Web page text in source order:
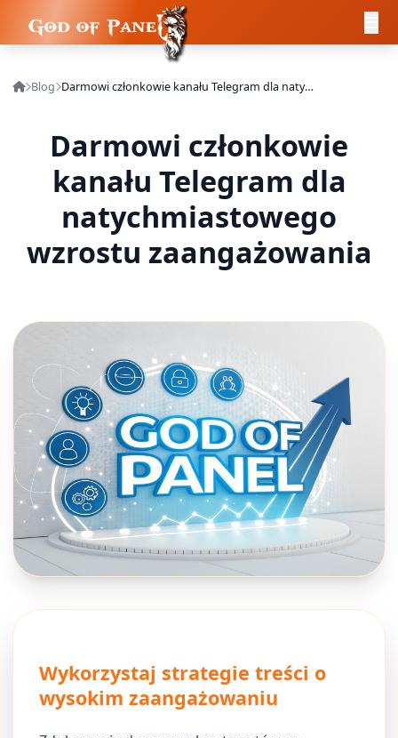
Blog Darmowi członkowie kanału Telegram dla natychmiastowego wzrostu zaangażowania
Darmowi członkowie
kanału Telegram dla
natychmiastowego
wzrostu zaangażowania
Wykorzystaj strategie treści o
wysokim zaangażowaniu